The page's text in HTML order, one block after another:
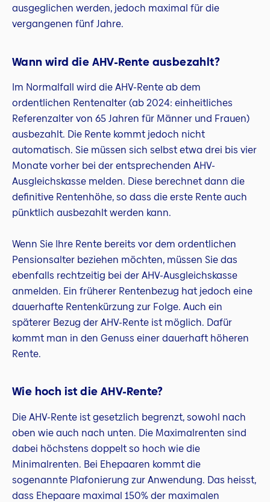
ausgeglichen werden, jedoch maximal für die
vergangenen fünf Jahre.
Wann wird die AHV-Rente ausbezahlt?
Im Normalfall wird die AHV-Rente ab dem
ordentlichen Rentenalter (ab 2024: einheitliches
Referenzalter von 65 Jahren für Männer und Frauen)
ausbezahlt. Die Rente kommt jedoch nicht
automatisch. Sie müssen sich selbst etwa drei bis vier
Monate vorher bei der entsprechenden AHV-
Ausgleichskasse melden. Diese berechnet dann die
definitive Rentenhöhe, so dass die erste Rente auch
pünktlich ausbezahlt werden kann.
Wenn Sie Ihre Rente bereits vor dem ordentlichen
Pensionsalter beziehen möchten, müssen Sie das
ebenfalls rechtzeitig bei der AHV-Ausgleichskasse
anmelden. Ein früherer Rentenbezug hat jedoch eine
dauerhafte Rentenkürzung zur Folge. Auch ein
späterer Bezug der AHV-Rente ist möglich. Dafür
kommt man in den Genuss einer dauerhaft höheren
Rente.
Wie hoch ist die AHV-Rente?
Die AHV-Rente ist gesetzlich begrenzt, sowohl nach
oben wie auch nach unten. Die Maximalrenten sind
dabei höchstens doppelt so hoch wie die
Minimalrenten. Bei Ehepaaren kommt die
sogenannte Plafonierung zur Anwendung. Das heisst,
dass Ehepaare maximal 150% der maximalen